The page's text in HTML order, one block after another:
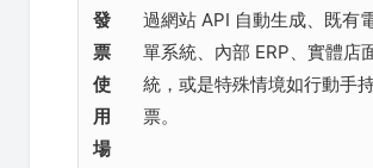
發
票
使
用
場
過網站 API 自動生成、既有
單系統、內部 ERP、實體店
統，或是特殊情境如行動手
票。